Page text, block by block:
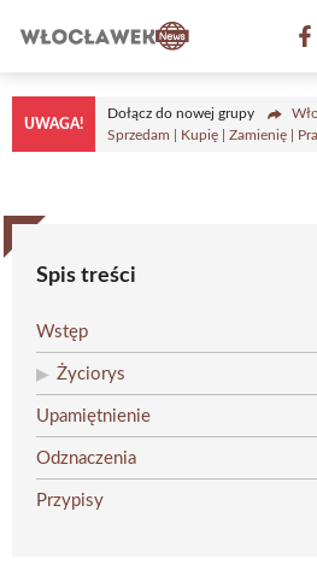
treści
UWAGA!
Dołącz do nowej grupy
Sprzedam | Kupię | Zamienię |
Spis treści
Wstęp
Życiorys
Upamiętnienie
Odznaczenia
Przypisy